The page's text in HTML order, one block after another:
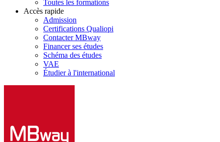
Toutes les formations
Accès rapide
Admission
Certifications Qualiopi
Contacter MBway
Financer ses études
Schéma des études
VAE
Étudier à l'international